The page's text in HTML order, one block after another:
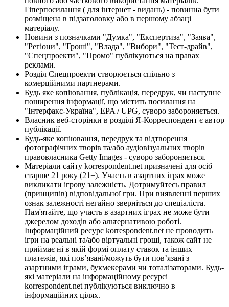
Гіперпосилання ( для інтернет - видань) - повинна бути
розміщена в підзаголовку або в першому абзаці
матеріалу.
Новини з позначками "Думка", "Експертиза", "Заява",
"Регіони", "Гроші", "Влада", "Вибори", "Тест-драйв",
"Спецпроекти", "Промо" публікуються на правах
реклами.
Розділ Спецпроекти створюється спільно з
комерційними партнерами.
Будь яке копіювання, публікація, передрук, чи наступне
поширення інформації, що містить посилання на
"Інтерфакс-Україна", EPA / UPG, суворо забороняється.
Власник веб-сторінки в розділі Я-Корреспондент є автор
публікації.
Будь-яке копіювання, передрук та відтворення
фотографічних творів та/або аудіовізуальних творів
правовласника Getty Images - суворо забороняється.
Матеріали сайту korrespondent.net призначені для осіб
старше 21 року (21+). Участь в азартних іграх може
викликати ігрову залежність. Дотримуйтесь правил
(принципів) відповідальної гри. При виявленні перших
ознак залежності негайно зверніться до спеціаліста.
Пам'ятайте, що участь в азартних іграх не може бути
джерелом доходів або альтернативою роботі.
Інформаційний ресурс korrespondent.net не проводить
ігри на реальні та/або віртуальні гроші, також сайт не
приймає ні в якій формі оплату ставок та інших
платежів, які пов’язані/можуть бути пов’язані з
азартними іграми, букмекерами чи тоталізаторами. Будь-
які матеріали на інформаційному ресурсі
korrespondent.net публікуються виключно в
інформаційних цілях.